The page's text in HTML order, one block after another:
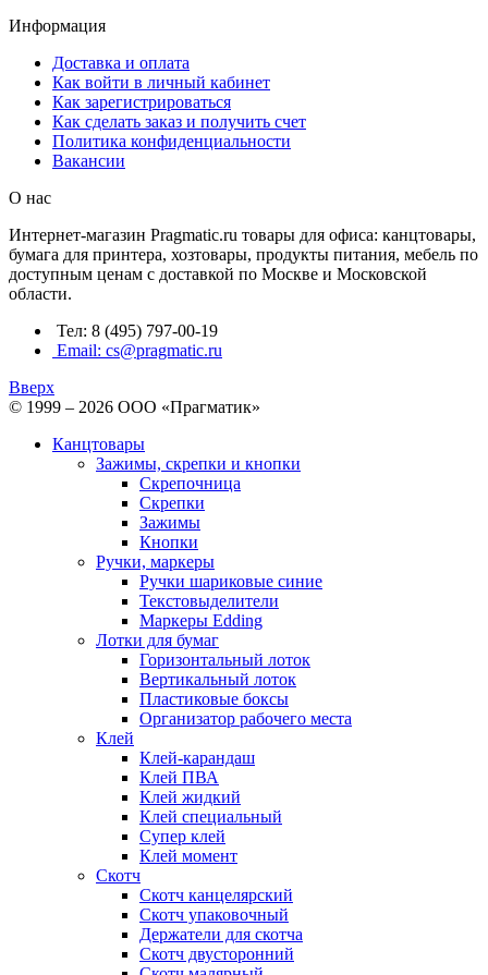
Информация
Доставка и оплата
Как войти в личный кабинет
Как зарегистрироваться
Как сделать заказ и получить счет
Политика конфиденциальности
Вакансии
О нас
Интернет-магазин Pragmatic.ru товары для офиса: канцтовары,
бумага для принтера, хозтовары, продукты питания, мебель по
доступным ценам с доставкой по Москве и Московской
области.
Тел: 8 (495) 797-00-19
Email: cs@pragmatic.ru
Вверх
© 1999 – 2026 ООО «Прагматик»
Канцтовары
Зажимы, скрепки и кнопки
Скрепочница
Скрепки
Зажимы
Кнопки
Ручки, маркеры
Ручки шариковые синие
Текстовыделители
Маркеры Edding
Лотки для бумаг
Горизонтальный лоток
Вертикальный лоток
Пластиковые боксы
Организатор рабочего места
Клей
Клей-карандаш
Клей ПВА
Клей жидкий
Клей специальный
Супер клей
Клей момент
Скотч
Скотч канцелярский
Скотч упаковочный
Держатели для скотча
Скотч двусторонний